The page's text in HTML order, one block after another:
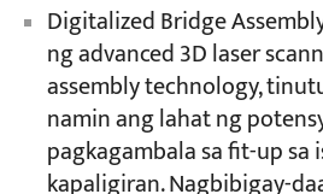
Digitalized Bridge
ng advanced 3D laser
assembly technology,
namin ang lahat ng
pagkagambala sa fit-up sa
kapaligiran. Nagbibigay-